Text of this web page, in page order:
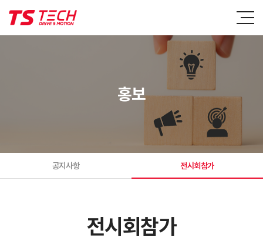
홍보
공지사항 전시회참가
전시회참가